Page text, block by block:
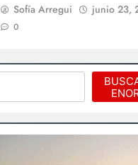
Sofía Arregui junio 23,
0